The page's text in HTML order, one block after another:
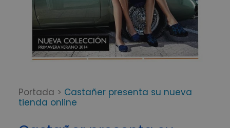
Portada > Castañer presenta su nueva
tienda online